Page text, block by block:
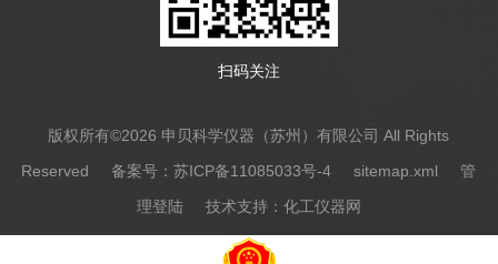
扫码关注
版权所有©2026 申贝科学仪器（苏州）有限公司 All Rights
Reserved备案号：苏ICP备11085033号-4 sitemap.xml
管
理登陆技术支持： 化工仪器网